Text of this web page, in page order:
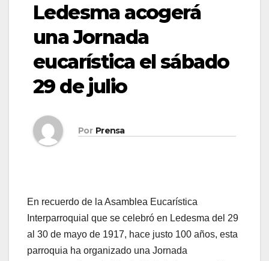
Ledesma acogerá
una Jornada
eucarística el sábado
29 de julio
Por Prensa
En recuerdo de la Asamblea Eucarística
Interparroquial que se celebró en Ledesma del 29
al 30 de mayo de 1917, hace justo 100 años, esta
parroquia ha organizado una Jornada